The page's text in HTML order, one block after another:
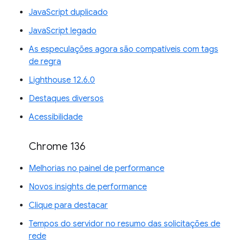
JavaScript duplicado
JavaScript legado
As especulações agora são compatíveis com tags
de regra
Lighthouse 12.6.0
Destaques diversos
Acessibilidade
Chrome 136
Melhorias no painel de performance
Novos insights de performance
Clique para destacar
Tempos do servidor no resumo das solicitações de
rede